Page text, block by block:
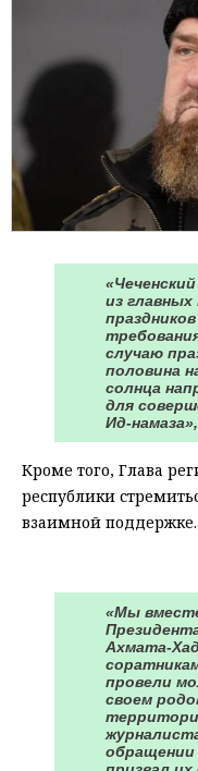
из главных
случаю
половина
солнца
для
Ид-
Кроме того, Глава
республики
взаимной поддержке.
«Мы
Ахмата-
провели
своем
обращении